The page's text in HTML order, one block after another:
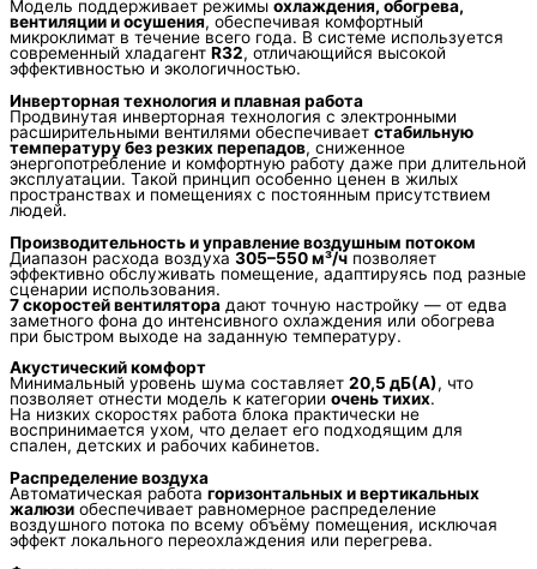
Модель поддерживает режимы охлаждения, обогрева,
вентиляции и осушения, обеспечивая комфортный
микроклимат в течение всего года. В системе используется
современный хладагент R32, отличающийся высокой
эффективностью и экологичностью.
Инверторная технология и плавная работа
Продвинутая инверторная технология с электронными
расширительными вентилями обеспечивает стабильную
температуру без резких перепадов, сниженное
энергопотребление и комфортную работу даже при длительной
эксплуатации. Такой принцип особенно ценен в жилых
пространствах и помещениях с постоянным присутствием
людей.
Производительность и управление воздушным потоком
Диапазон расхода воздуха 305–550 м³/ч позволяет
эффективно обслуживать помещение, адаптируясь под разные
сценарии использования.
7 скоростей вентилятора дают точную настройку — от едва
заметного фона до интенсивного охлаждения или обогрева
при быстром выходе на заданную температуру.
Акустический комфорт
Минимальный уровень шума составляет 20,5 дБ(А), что
позволяет отнести модель к категории очень тихих.
На низких скоростях работа блока практически не
воспринимается ухом, что делает его подходящим для
спален, детских и рабочих кабинетов.
Распределение воздуха
Автоматическая работа горизонтальных и вертикальных
жалюзи обеспечивает равномерное распределение
воздушного потока по всему объёму помещения, исключая
эффект локального переохлаждения или перегрева.